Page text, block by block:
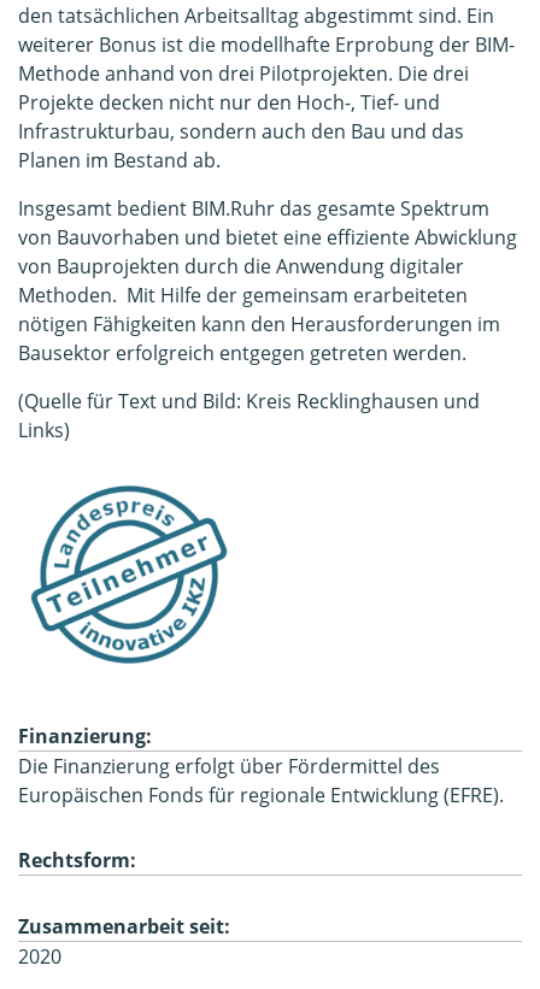
den tatsächlichen Arbeitsalltag abgestimmt sind. Ein
weiterer Bonus ist die modellhafte Erprobung der BIM-
Methode anhand von drei Pilotprojekten. Die drei
Projekte decken nicht nur den Hoch-, Tief- und
Infrastrukturbau, sondern auch den Bau und das
Planen im Bestand ab.
Insgesamt bedient BIM.Ruhr das gesamte Spektrum
von Bauvorhaben und bietet eine effiziente Abwicklung
von Bauprojekten durch die Anwendung digitaler
Methoden. Mit Hilfe der gemeinsam erarbeiteten
nötigen Fähigkeiten kann den Herausforderungen im
Bausektor erfolgreich entgegen getreten werden.
(Quelle für Text und Bild: Kreis Recklinghausen und
Links)
Finanzierung:
Die Finanzierung erfolgt über Fördermittel des
Europäischen Fonds für regionale Entwicklung (EFRE).
Rechtsform:
Zusammenarbeit seit:
2020